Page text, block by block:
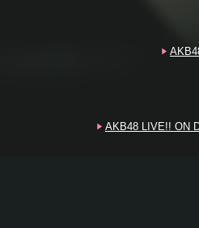
AKB48 LIVE!! ON